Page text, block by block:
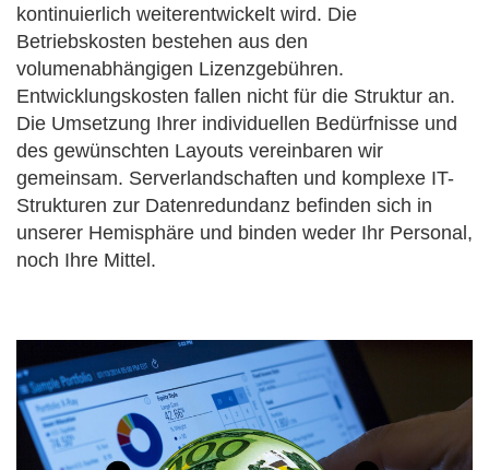
kontinuierlich weiterentwickelt wird. Die
Betriebskosten bestehen aus den
volumenabhängigen Lizenzgebühren.
Entwicklungskosten fallen nicht für die Struktur an.
Die Umsetzung Ihrer individuellen Bedürfnisse und
des gewünschten Layouts vereinbaren wir
gemeinsam. Serverlandschaften und komplexe IT-
Strukturen zur Datenredundanz befinden sich in
unserer Hemisphäre und binden weder Ihr Personal,
noch Ihre Mittel.